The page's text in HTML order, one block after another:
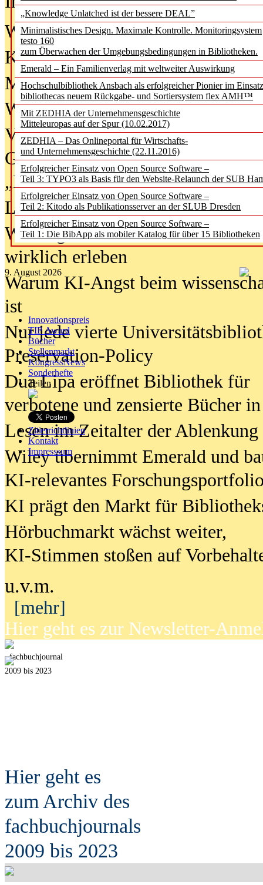
„Knowledge Unlatched ist der bessere DEAL”
Minimalistisches Design. Maximale Kontrolle. Monitoringsystem
testo 160
zum Überwachen der Umgebungsbedingungen in Bibliotheken.
Emerald – Ein Familienverlag mit weltweiter Auswirkung
Hochschulbibliothek Ansbach als erfolgreicher Pionier im
bibliothecas neuem Rückgabe- und Sortiersystem flex AMH™
Mit ZEDHIA der Unternehmensgeschichte
Mitteleuropas auf der Spur (10.02.2017)
ZEDHIA – Das Onlineportal für Wirtschafts-
und Unternehmensgeschichte (22.11.2016)
Erfolgreicher Einsatz von Open Source Software –
Teil 3: TYPO3 als Basis für den Website-Relaunch der SUB
Erfolgreicher Einsatz von Open Source Software –
Teil 2: Kitodo als Publikationsserver an der SLUB Dresden
Erfolgreicher Einsatz von Open Source Software –
Teil 1: Die BibApp als mobiler Katalog für über 15 Bibliotheken
9. August 2026
Innovationspreis
TIP Award
Bücher
Stellenmarkt
KongressNews
Sonderhefte
Teilen
Zitierrichtlinien
Kontakt
Impresssum
Was Hochschul­bibliotheken von
Kinder in der digitalen Welt
Metadaten als Infrastruktur
Wenn Bots katalogisieren
Von Abschlusskleidern bis
Geisterjagd-Ausrüstung in der
„Library of Things“ unterwegs
Lesen als Infrastrukturaufgabe
Wie Jugendliche Social Media
wirklich erleben
Warum KI-Angst beim
ist
Nur jede vierte
Preservation-Policy
Dua Lipa eröffnet Bibliothek für
verbotene und zensierte Bücher
Lesen im Zeitalter der Ablenkung
Wiley übernimmt Emerald und
KI-relevantes
KI prägt den Markt für
Hörbuchmarkt wächst weiter,
KI-Stimmen stoßen auf
u.v.m.
[mehr]
Hier geht es zur Newsletter-
fachbuchjournal
2009 bis 2023
Hier geht es
zum Archiv des
fachbuchjournals
2009 bis 2023